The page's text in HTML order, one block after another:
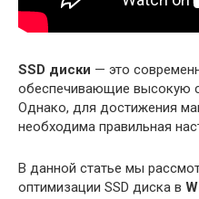
SSD диски — это
обеспечивающие высокую
Однако, для достижения
необходима правильная
В данной статье мы
оптимизации SSD диска в